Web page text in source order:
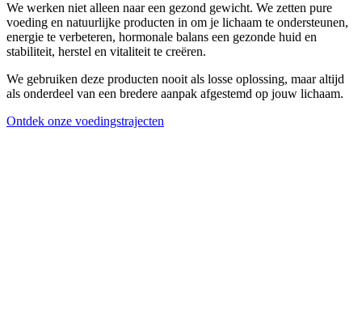
We werken niet alleen naar een gezond gewicht. We zetten pure
voeding en natuurlijke producten in om je lichaam te ondersteunen,
energie te verbeteren, hormonale balans een gezonde huid en
stabiliteit, herstel en vitaliteit te creëren.
We gebruiken deze producten nooit als losse oplossing, maar altijd
als onderdeel van een bredere aanpak afgestemd op jouw lichaam.
Ontdek onze voedingstrajecten